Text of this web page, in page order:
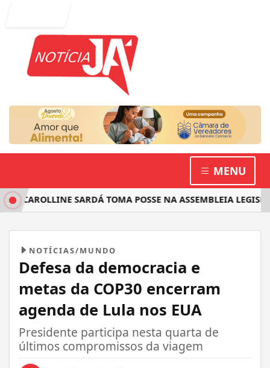
MENU
SARDÁ TOMA POSSE NA ASSEMBLEIA
NOTÍCIAS/MUNDO
Defesa da democracia e
metas da COP30 encerram
agenda de Lula nos EUA
Presidente participa nesta quarta de
últimos compromissos da viagem